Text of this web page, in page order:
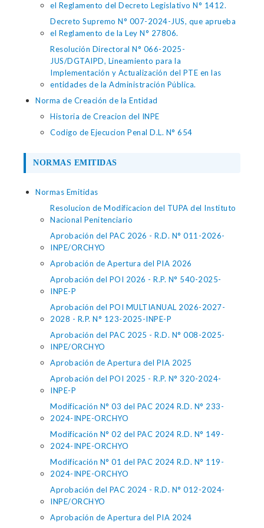
el Reglamento del Decreto Legislativo N° 1412.
Decreto Supremo N° 007-2024-JUS, que aprueba
el Reglamento de la Ley N° 27806.
Resolución Directoral N° 066-2025-
JUS/DGTAIPD, Lineamiento para la
Implementación y Actualización del PTE en las
entidades de la Administración Pública.
Norma de Creación de la Entidad
Historia de Creacion del INPE
Codigo de Ejecucion Penal D.L. N° 654
NORMAS EMITIDAS
Normas Emitidas
Resolucion de Modificacion del TUPA del Instituto
Nacional Penitenciario
Aprobación del PAC 2026 - R.D. N° 011-2026-
INPE/ORCHYO
Aprobación de Apertura del PIA 2026
Aprobación del POI 2026 - R.P. N° 540-2025-
INPE-P
Aprobación del POI MULTIANUAL 2026-2027-
2028 - R.P. N° 123-2025-INPE-P
Aprobación del PAC 2025 - R.D. N° 008-2025-
INPE/ORCHYO
Aprobación de Apertura del PIA 2025
Aprobación del POI 2025 - R.P. N° 320-2024-
INPE-P
Modificación N° 03 del PAC 2024 R.D. N° 233-
2024-INPE-ORCHYO
Modificación N° 02 del PAC 2024 R.D. N° 149-
2024-INPE-ORCHYO
Modificación N° 01 del PAC 2024 R.D. N° 119-
2024-INPE-ORCHYO
Aprobación del PAC 2024 - R.D. N° 012-2024-
INPE/ORCHYO
Aprobación de Apertura del PIA 2024